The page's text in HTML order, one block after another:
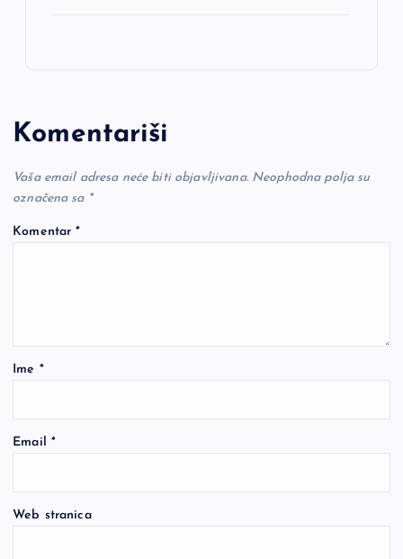
Komentariši
Vaša email adresa neće biti objavljivana. Neophodna polja su
označena sa *
Komentar*
Ime *
Email *
Web stranica